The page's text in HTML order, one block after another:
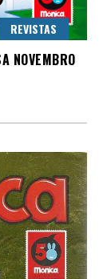
REVISTAS
NOVEMBRO